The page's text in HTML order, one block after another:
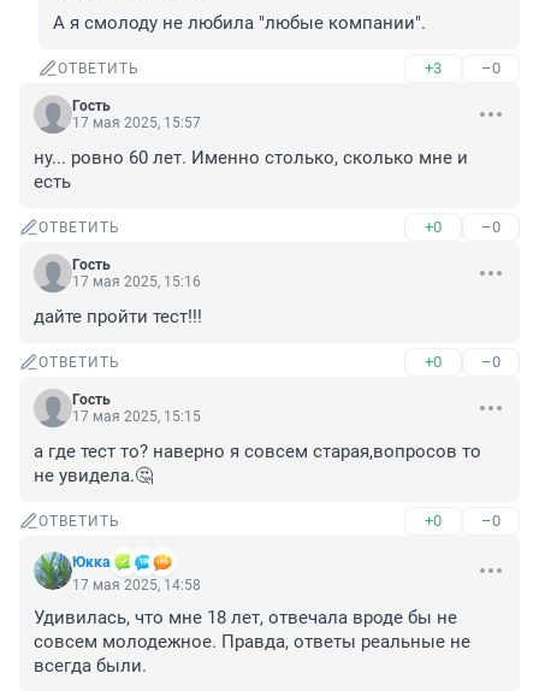
А я смолоду не любила "любые компании".
ОТВЕТИТЬ +3 –0
Гость
17 мая 2025, 15:57
ну... ровно 60 лет. Именно столько, сколько мне и
есть
ОТВЕТИТЬ +0 –0
Гость
17 мая 2025, 15:16
дайте пройти тест!!!
ОТВЕТИТЬ +0 –0
Гость
17 мая 2025, 15:15
а где тест то? наверно я совсем старая,вопросов то
не увидела.🤔
ОТВЕТИТЬ +0 –0
Юккa
17 мая 2025, 14:58
Удивилась, что мне 18 лет, отвечала вроде бы не
совсем молодежное. Правда, ответы реальные не
всегда были.